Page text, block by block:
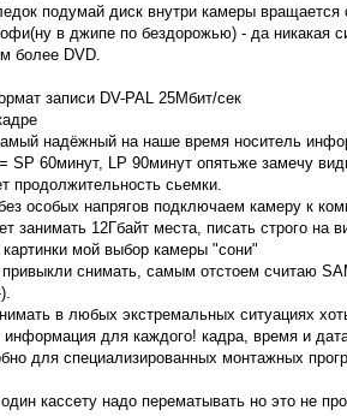
подумай диск внутри камеры
в джипе по бездорожью) - да никакая
более DVD.
записи DV-PAL 25Мбит/сек
надёжный на наше время носитель
SP 60минут, LP 90минут опятьже замечу
продолжительность сьемки.
особых напрягов подключаем камеру к
занимать 12Гбайт места, писать строго на
картинки мой выбор камеры "сони"
привыкли снимать, самым отстоем считаю
в любых экстремальных ситуациях
для каждого! кадра, время и
для специализированных монтажных
кассету надо перематывать но это не